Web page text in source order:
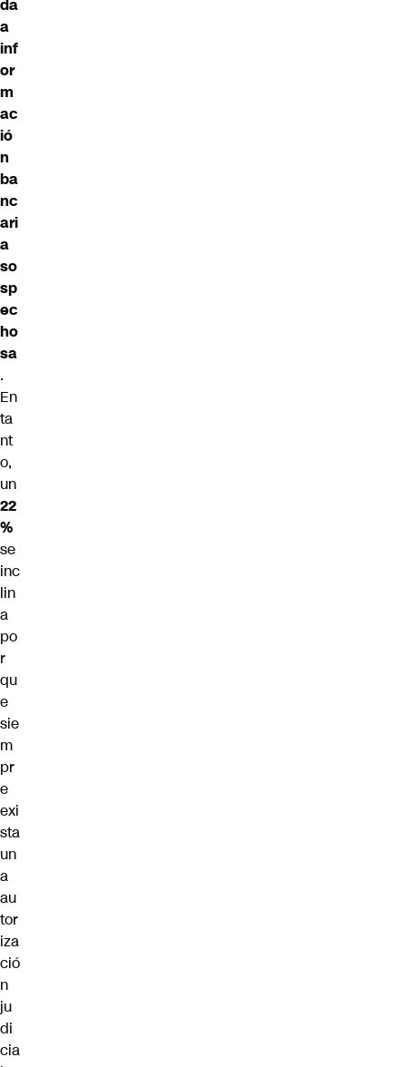
da
a
inf
or
m
ac
ió
n
ba
nc
ari
a
so
sp
ec
ho
sa
.
En
ta
nt
o,
un
22
%
se
inc
lin
a
po
r
qu
e
sie
m
pr
e
exi
sta
un
a
au
tor
iza
ció
n
ju
di
cia